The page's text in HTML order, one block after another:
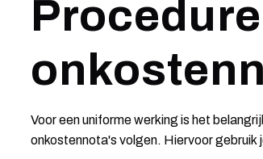
Voor een uniforme werking is het
onkostennota's volgen. Hiervoor gebruik